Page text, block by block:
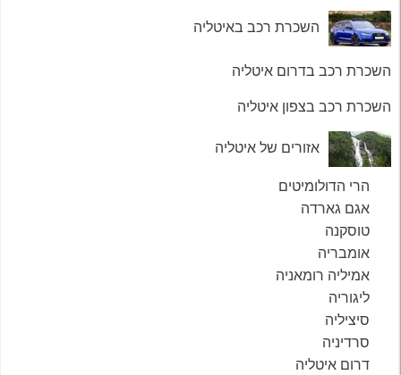
השכרת רכב באיטליה
השכרת רכב בדרום איטליה
השכרת רכב בצפון איטליה
אזורים של איטליה
הרי הדולומיטים
אגם גארדה
טוסקנה
אומבריה
אמיליה רומאניה
ליגוריה
סיציליה
סרדיניה
דרום איטליה